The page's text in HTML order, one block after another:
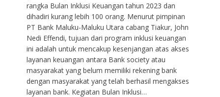
rangka Bulan Inklusi Keuangan tahun 2023 dan
dihadiri kurang lebih 100 orang. Menurut pimpinan
PT Bank Maluku-Maluku Utara cabang Tiakur, John
Nedi Effendi, tujuan dari program inklusi keuangan
ini adalah untuk mencakup kesenjangan atas akses
layanan keuangan antara Bank society atau
masyarakat yang belum memiliki rekening bank
dengan masyarakat yang telah berhasil mengakses
layanan bank. Kegiatan Bulan Inklusi…